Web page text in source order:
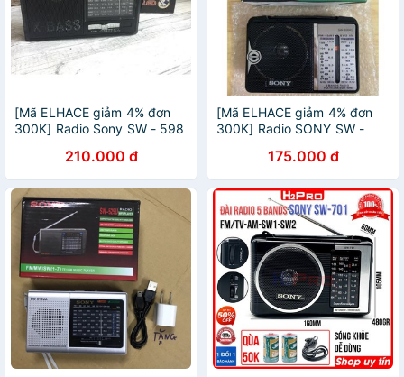
[Mã ELHACE giảm 4% đơn
300K] Radio Sony SW - 598
210.000 đ
[Mã ELHACE giảm 4% đơn
300K] Radio SONY SW -
175.000 đ